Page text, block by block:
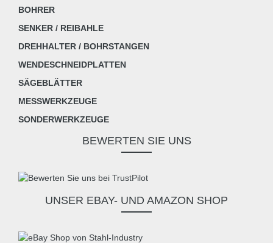
BOHRER
SENKER / REIBAHLE
DREHHALTER / BOHRSTANGEN
WENDESCHNEIDPLATTEN
SÄGEBLÄTTER
MESSWERKZEUGE
SONDERWERKZEUGE
BEWERTEN SIE UNS
UNSER EBAY- UND AMAZON SHOP